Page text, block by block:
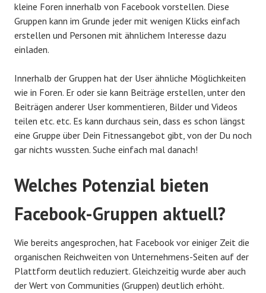
kleine Foren innerhalb von Facebook vorstellen. Diese
Gruppen kann im Grunde jeder mit wenigen Klicks einfach
erstellen und Personen mit ähnlichem Interesse dazu
einladen.
Innerhalb der Gruppen hat der User ähnliche Möglichkeiten
wie in Foren. Er oder sie kann Beiträge erstellen, unter den
Beiträgen anderer User kommentieren, Bilder und Videos
teilen etc. etc. Es kann durchaus sein, dass es schon längst
eine Gruppe über Dein Fitnessangebot gibt, von der Du noch
gar nichts wussten. Suche einfach mal danach!
Welches Potenzial bieten
Facebook-Gruppen aktuell?
Wie bereits angesprochen, hat Facebook vor einiger Zeit die
organischen Reichweiten von Unternehmens-Seiten auf der
Plattform deutlich reduziert. Gleichzeitig wurde aber auch
der Wert von Communities (Gruppen) deutlich erhöht.